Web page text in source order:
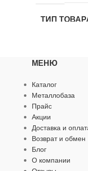
ДИАМЕТР
КЛАСС
СТАНДАРТ
ТИП
МАТЕРИАЛ
ДИАМЕТР
МЕНЮ
Каталог
Металлобаза
Прайс
Акции
Доставка и
Возврат и обмен
Блог
О компании